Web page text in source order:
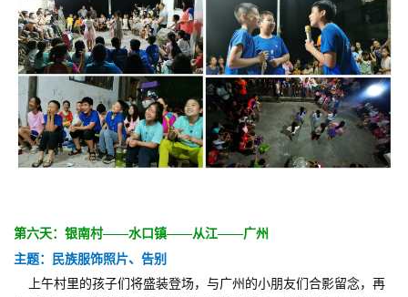
第六天：银南村——水口镇——从江——广州
主题：民族服饰照片、告别
上午村里的孩子们将盛装登场，与广州的小朋友们合影留念，再